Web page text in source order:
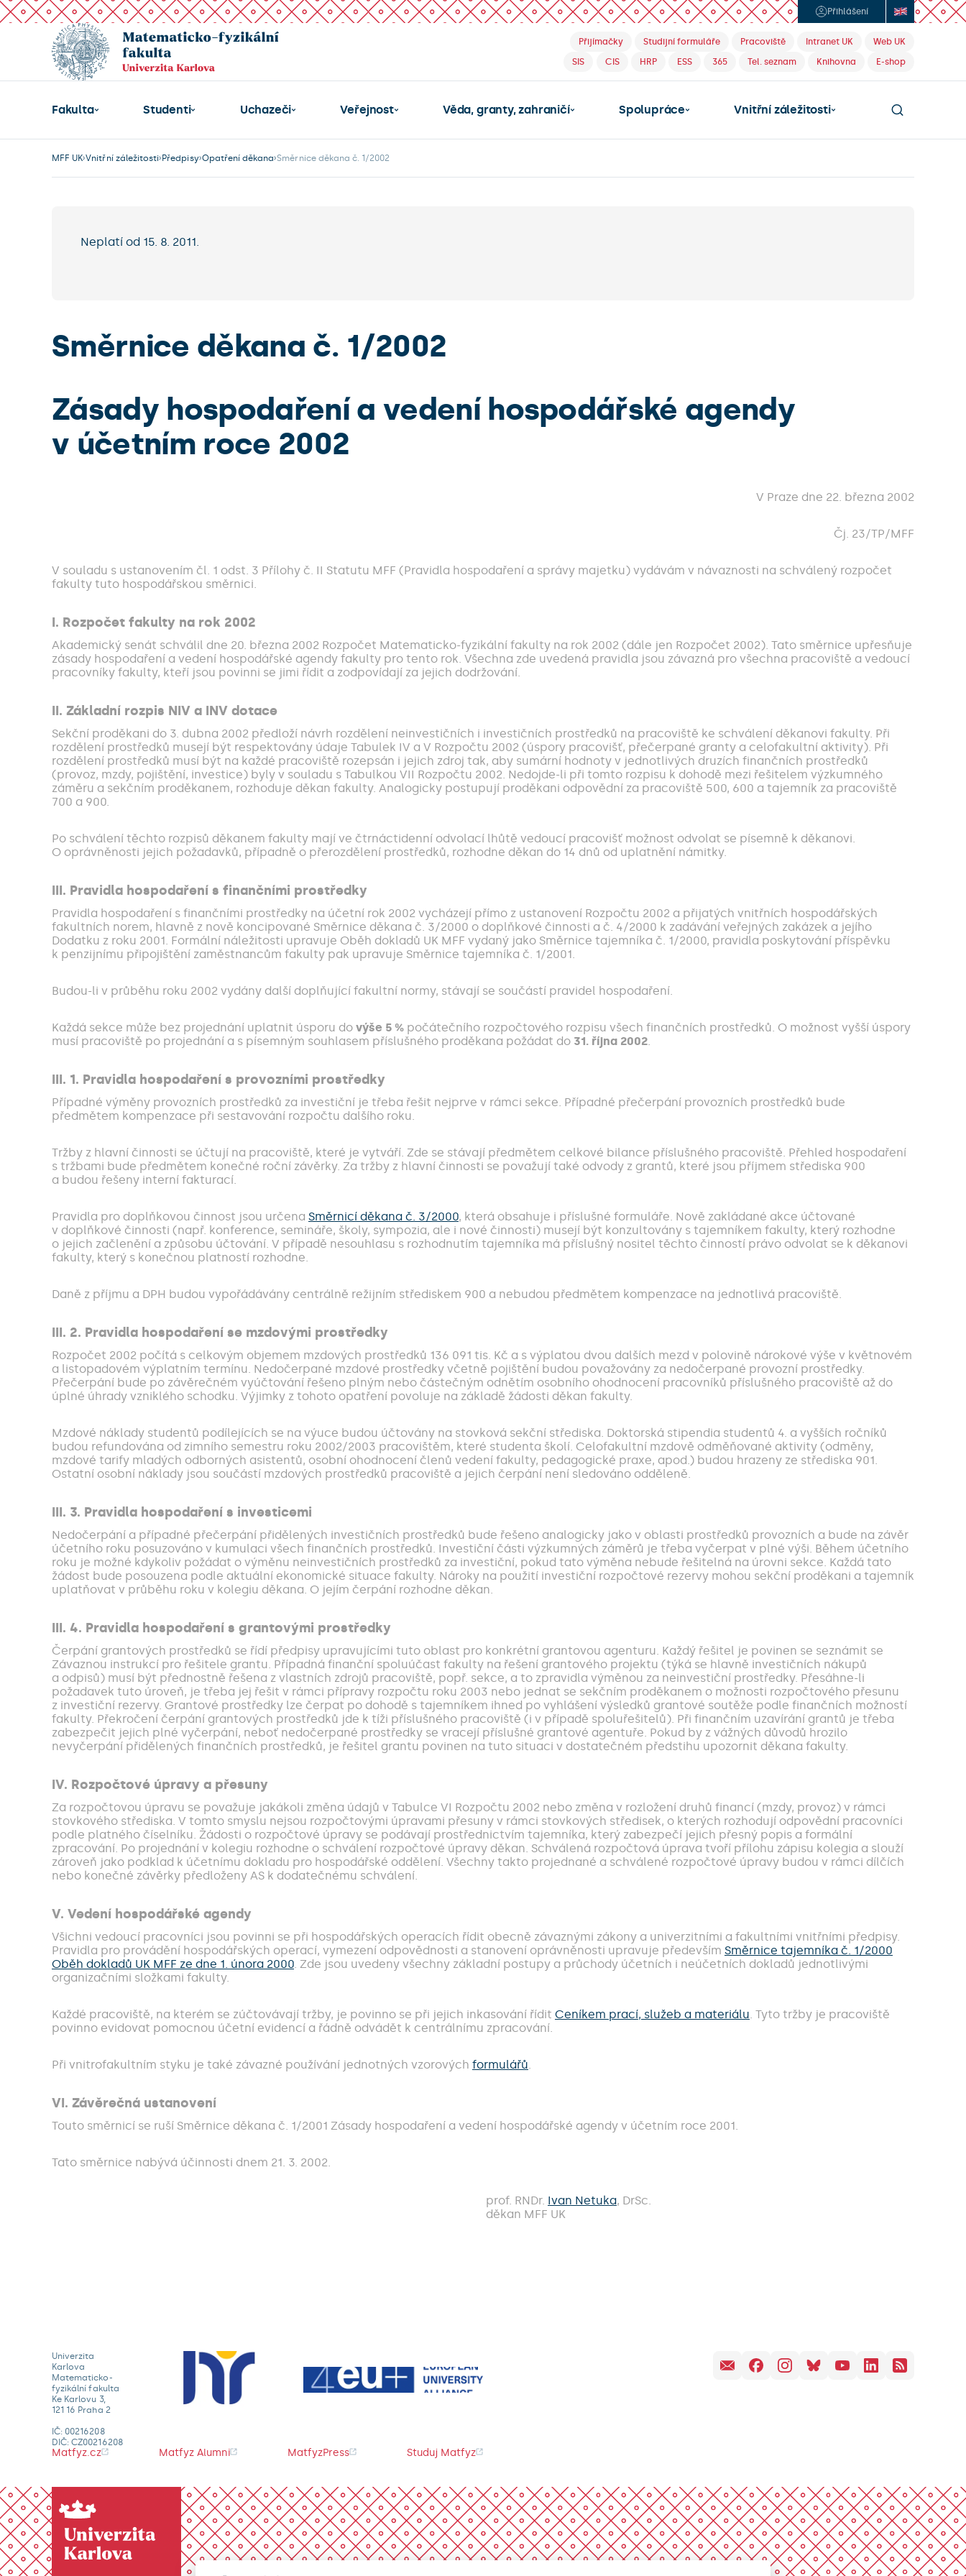
Přihlášení
Přijímačky Studijní formuláře Pracoviště Intranet UK
Web UK
SIS
CIS HRP ESS 365 Tel. seznam Knihovna E-shop
Fakulta Studenti Uchazeči Veřejnost Věda, granty, zahraničí Spolupráce Vnitřní záležitosti
MFF UK Vnitřní záležitosti Předpisy Opatření děkana Směrnice děkana č. 1/2002
Neplatí od 15. 8. 2011.
Směrnice děkana č. 1/2002
Zásady hospodaření a vedení hospodářské agendy
v účetním roce 2002
V Praze dne 22. března 2002
Čj. 23/TP/MFF
V souladu s ustanovením čl. 1 odst. 3 Přílohy č. II Statutu MFF (Pravidla hospodaření a správy majetku) vydávám v návaznosti na schválený rozpočet
fakulty tuto hospodářskou směrnici.
I. Rozpočet fakulty na rok 2002
Akademický senát schválil dne 20. března 2002 Rozpočet Matematicko-fyzikální fakulty na rok 2002 (dále jen Rozpočet 2002). Tato směrnice upřesňuje
zásady hospodaření a vedení hospodářské agendy fakulty pro tento rok. Všechna zde uvedená pravidla jsou závazná pro všechna pracoviště a vedoucí
pracovníky fakulty, kteří jsou povinni se jimi řídit a zodpovídají za jejich dodržování.
II. Základní rozpis NIV a INV dotace
Sekční proděkani do 3. dubna 2002 předloží návrh rozdělení neinvestičních i investičních prostředků na pracoviště ke schválení děkanovi fakulty. Při
rozdělení prostředků musejí být respektovány údaje Tabulek IV a V Rozpočtu 2002 (úspory pracovišť, přečerpané granty a celofakultní aktivity). Při
rozdělení prostředků musí být na každé pracoviště rozepsán i jejich zdroj tak, aby sumární hodnoty v jednotlivých druzích finančních prostředků
(provoz, mzdy, pojištění, investice) byly v souladu s Tabulkou VII Rozpočtu 2002. Nedojde-li při tomto rozpisu k dohodě mezi řešitelem výzkumného
záměru a sekčním proděkanem, rozhoduje děkan fakulty. Analogicky postupují proděkani odpovědní za pracoviště 500, 600 a tajemník za pracoviště
700 a 900.
Po schválení těchto rozpisů děkanem fakulty mají ve čtrnáctidenní odvolací lhůtě vedoucí pracovišť možnost odvolat se písemně k děkanovi.
O oprávněnosti jejich požadavků, případně o přerozdělení prostředků, rozhodne děkan do 14 dnů od uplatnění námitky.
III. Pravidla hospodaření s finančními prostředky
Pravidla hospodaření s finančními prostředky na účetní rok 2002 vycházejí přímo z ustanovení Rozpočtu 2002 a přijatých vnitřních hospodářských
fakultních norem, hlavně z nově koncipované Směrnice děkana č. 3/2000 o doplňkové činnosti a č. 4/2000 k zadávání veřejných zakázek a jejího
Dodatku z roku 2001. Formální náležitosti upravuje Oběh dokladů UK MFF vydaný jako Směrnice tajemníka č. 1/2000, pravidla poskytování příspěvku
k penzijnímu připojištění zaměstnancům fakulty pak upravuje Směrnice tajemníka č. 1/2001.
Budou-li v průběhu roku 2002 vydány další doplňující fakultní normy, stávají se součástí pravidel hospodaření.
Každá sekce může bez projednání uplatnit úsporu do výše 5 % počátečního rozpočtového rozpisu všech finančních prostředků. O možnost vyšší úspory
musí pracoviště po projednání a s písemným souhlasem příslušného proděkana požádat do 31. října 2002.
III. 1. Pravidla hospodaření s provozními prostředky
Případné výměny provozních prostředků za investiční je třeba řešit nejprve v rámci sekce. Případné přečerpání provozních prostředků bude
předmětem kompenzace při sestavování rozpočtu dalšího roku.
Tržby z hlavní činnosti se účtují na pracoviště, které je vytváří. Zde se stávají předmětem celkové bilance příslušného pracoviště. Přehled hospodaření
s tržbami bude předmětem konečné roční závěrky. Za tržby z hlavní činnosti se považují také odvody z grantů, které jsou příjmem střediska 900
a budou řešeny interní fakturací.
Pravidla pro doplňkovou činnost jsou určena Směrnicí děkana č. 3/2000, která obsahuje i příslušné formuláře. Nově zakládané akce účtované
v doplňkové činnosti (např. konference, semináře, školy, sympozia, ale i nové činnosti) musejí být konzultovány s tajemníkem fakulty, který rozhodne
o jejich začlenění a způsobu účtování. V případě nesouhlasu s rozhodnutím tajemníka má příslušný nositel těchto činností právo odvolat se k děkanovi
fakulty, který s konečnou platností rozhodne.
Daně z příjmu a DPH budou vypořádávány centrálně režijním střediskem 900 a nebudou předmětem kompenzace na jednotlivá pracoviště.
III. 2. Pravidla hospodaření se mzdovými prostředky
Rozpočet 2002 počítá s celkovým objemem mzdových prostředků 136 091 tis. Kč a s výplatou dvou dalších mezd v polovině nárokové výše v květnovém
a listopadovém výplatním termínu. Nedočerpané mzdové prostředky včetně pojištění budou považovány za nedočerpané provozní prostředky.
Přečerpání bude po závěrečném vyúčtování řešeno plným nebo částečným odnětím osobního ohodnocení pracovníků příslušného pracoviště až do
úplné úhrady vzniklého schodku. Výjimky z tohoto opatření povoluje na základě žádosti děkan fakulty.
Mzdové náklady studentů podílejících se na výuce budou účtovány na stovková sekční střediska. Doktorská stipendia studentů 4. a vyšších ročníků
budou refundována od zimního semestru roku 2002/2003 pracovištěm, které studenta školí. Celofakultní mzdově odměňované aktivity (odměny,
mzdové tarify mladých odborných asistentů, osobní ohodnocení členů vedení fakulty, pedagogické praxe, apod.) budou hrazeny ze střediska 901.
Ostatní osobní náklady jsou součástí mzdových prostředků pracoviště a jejich čerpání není sledováno odděleně.
III. 3. Pravidla hospodaření s investicemi
Nedočerpání a případné přečerpání přidělených investičních prostředků bude řešeno analogicky jako v oblasti prostředků provozních a bude na závěr
účetního roku posuzováno v kumulaci všech finančních prostředků. Investiční části výzkumných záměrů je třeba vyčerpat v plné výši. Během účetního
roku je možné kdykoliv požádat o výměnu neinvestičních prostředků za investiční, pokud tato výměna nebude řešitelná na úrovni sekce. Každá tato
žádost bude posouzena podle aktuální ekonomické situace fakulty. Nároky na použití investiční rozpočtové rezervy mohou sekční proděkani a tajemník
uplatňovat v průběhu roku v kolegiu děkana. O jejím čerpání rozhodne děkan.
III. 4. Pravidla hospodaření s grantovými prostředky
Čerpání grantových prostředků se řídí předpisy upravujícími tuto oblast pro konkrétní grantovou agenturu. Každý řešitel je povinen se seznámit se
Závaznou instrukcí pro řešitele grantu. Případná finanční spoluúčast fakulty na řešení grantového projektu (týká se hlavně investičních nákupů
a odpisů) musí být přednostně řešena z vlastních zdrojů pracoviště, popř. sekce, a to zpravidla výměnou za neinvestiční prostředky. Přesáhne-li
požadavek tuto úroveň, je třeba jej řešit v rámci přípravy rozpočtu roku 2003 nebo jednat se sekčním proděkanem o možnosti rozpočtového přesunu
z investiční rezervy. Grantové prostředky lze čerpat po dohodě s tajemníkem ihned po vyhlášení výsledků grantové soutěže podle finančních možností
fakulty. Překročení čerpání grantových prostředků jde k tíži příslušného pracoviště (i v případě spoluřešitelů). Při finančním uzavírání grantů je třeba
zabezpečit jejich plné vyčerpání, neboť nedočerpané prostředky se vracejí příslušné grantové agentuře. Pokud by z vážných důvodů hrozilo
nevyčerpání přidělených finančních prostředků, je řešitel grantu povinen na tuto situaci v dostatečném předstihu upozornit děkana fakulty.
IV. Rozpočtové úpravy a přesuny
Za rozpočtovou úpravu se považuje jakákoli změna údajů v Tabulce VI Rozpočtu 2002 nebo změna v rozložení druhů financí (mzdy, provoz) v rámci
stovkového střediska. V tomto smyslu nejsou rozpočtovými úpravami přesuny v rámci stovkových středisek, o kterých rozhodují odpovědní pracovníci
podle platného číselníku. Žádosti o rozpočtové úpravy se podávají prostřednictvím tajemníka, který zabezpečí jejich přesný popis a formální
zpracování. Po projednání v kolegiu rozhodne o schválení rozpočtové úpravy děkan. Schválená rozpočtová úprava tvoří přílohu zápisu kolegia a slouží
zároveň jako podklad k účetnímu dokladu pro hospodářské oddělení. Všechny takto projednané a schválené rozpočtové úpravy budou v rámci dílčích
nebo konečné závěrky předloženy AS k dodatečnému schválení.
V. Vedení hospodářské agendy
Všichni vedoucí pracovníci jsou povinni se při hospodářských operacích řídit obecně závaznými zákony a univerzitními a fakultními vnitřními předpisy.
Pravidla pro provádění hospodářských operací, vymezení odpovědnosti a stanovení oprávněnosti upravuje především Směrnice tajemníka č. 1/2000
Oběh dokladů UK MFF ze dne 1. února 2000. Zde jsou uvedeny všechny základní postupy a průchody účetních i neúčetních dokladů jednotlivými
organizačními složkami fakulty.
Každé pracoviště, na kterém se zúčtovávají tržby, je povinno se při jejich inkasování řídit Ceníkem prací, služeb a materiálu. Tyto tržby je pracoviště
povinno evidovat pomocnou účetní evidencí a řádně odvádět k centrálnímu zpracování.
Při vnitrofakultním styku je také závazné používání jednotných vzorových formulářů.
VI. Závěrečná ustanovení
Touto směrnicí se ruší Směrnice děkana č. 1/2001 Zásady hospodaření a vedení hospodářské agendy v účetním roce 2001.
Tato směrnice nabývá účinnosti dnem 21. 3. 2002.
prof. RNDr. Ivan Netuka, DrSc.
děkan MFF UK
Univerzita
Karlova
Matematicko-
fyzikální fakulta
Ke Karlovu 3,
121 16 Praha 2
IČ: 00216208
DIČ: CZ00216208
Matfyz.cz Matfyz Alumni MatfyzPress Studuj Matfyz